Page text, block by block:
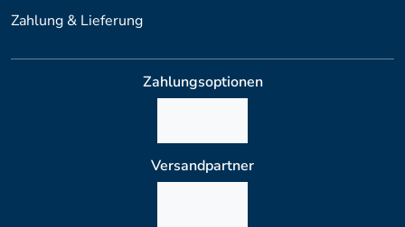
Zahlung & Lieferung
Zahlungsoptionen
Versandpartner